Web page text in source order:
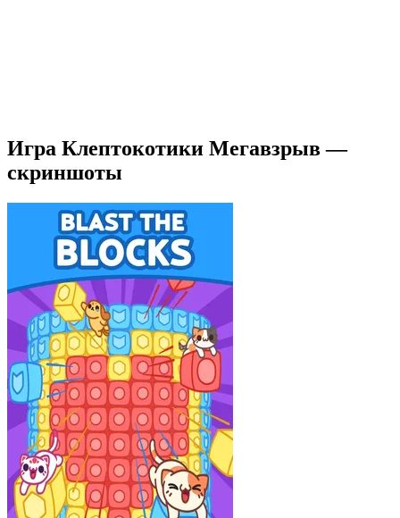
Игра Клептокотики Мегавзрыв —
скриншоты